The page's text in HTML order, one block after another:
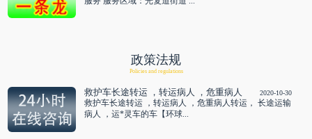
政策法规
Policies and regulations
救护车长途转运 ，转运病人 ，危重病人
转运， 长途运输病人 ，运*灵车的车
2020-10-30
救护车长途转运 ，转运病人 ，危重病人转运， 长途运输
病人 ，运*灵车的车【环球...